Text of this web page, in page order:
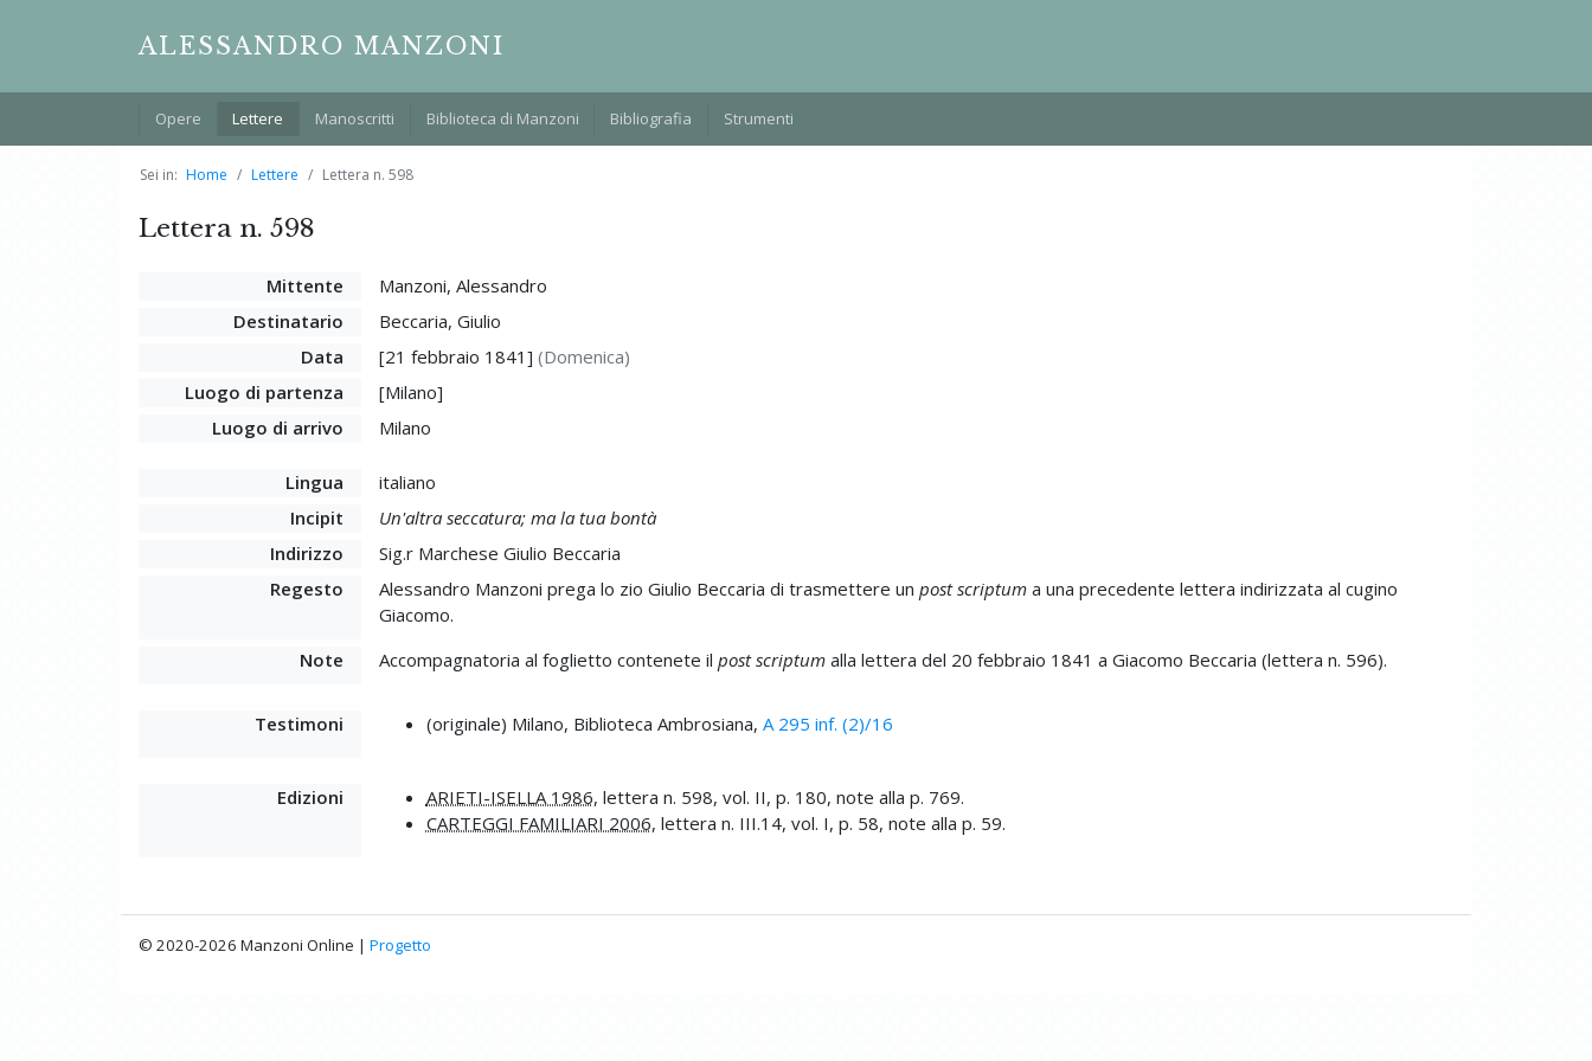
ALESSANDRO MANZONI
Opere Lettere Manoscritti Biblioteca di Manzoni Bibliografia Strumenti
Sei in: Home Lettere Lettera n. 598
Lettera n. 598
Mittente
Manzoni, Alessandro
Destinatario
Beccaria, Giulio
Data
[21 febbraio 1841] (Domenica)
Luogo di partenza
[Milano]
Luogo di arrivo
Milano
Lingua
italiano
Incipit
Un'altra seccatura; ma la tua bontà
Indirizzo
Sig.r Marchese Giulio Beccaria
Regesto
Alessandro Manzoni prega lo zio Giulio Beccaria di trasmettere un post scriptuma una precedente lettera indirizzata al cugino
Giacomo.
Note
Accompagnatoria al foglietto contenete il post scriptumalla lettera del 20 febbraio 1841 a Giacomo Beccaria (lettera n. 596).
Testimoni (originale) Milano, Biblioteca Ambrosiana, A 295 inf. (2)/16
Edizioni ARIETI-ISELLA 1986, lettera n. 598, vol. II, p. 180, note alla p. 769.
CARTEGGI FAMILIARI 2006, lettera n. III.14, vol. I, p. 58, note alla p. 59.
© 2020-2026 Manzoni Online | Progetto